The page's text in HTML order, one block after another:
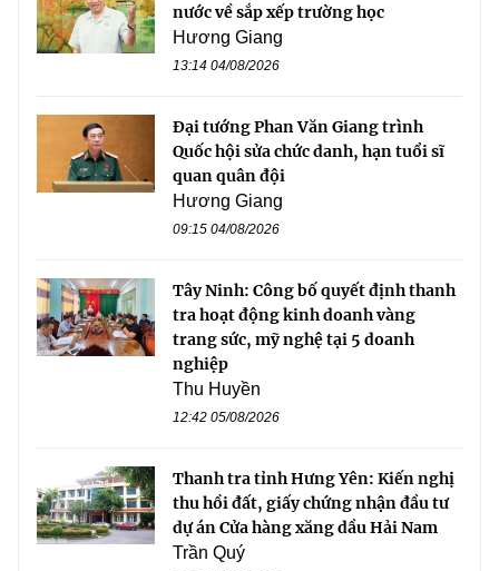
nước về sắp xếp trường học
Hương Giang
13:14 04/08/2026
Đại tướng Phan Văn Giang trình
Quốc hội sửa chức danh, hạn tuổi sĩ
quan quân đội
Hương Giang
09:15 04/08/2026
Tây Ninh: Công bố quyết định thanh
tra hoạt động kinh doanh vàng
trang sức, mỹ nghệ tại 5 doanh
nghiệp
Thu Huyền
12:42 05/08/2026
Thanh tra tỉnh Hưng Yên: Kiến nghị
thu hồi đất, giấy chứng nhận đầu tư
dự án Cửa hàng xăng dầu Hải Nam
Trần Quý